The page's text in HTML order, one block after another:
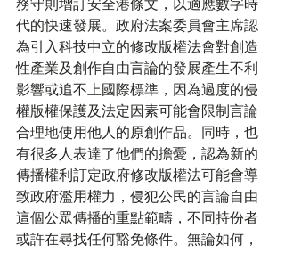
務守則增訂安全港條文，以適應數字時
代的快速發展。政府法案委員會主席認
為引入科技中立的修改版權法會對創造
性產業及創作自由言論的發展產生不利
影響或追不上國際標準，因為過度的侵
權版權保護及法定因素可能會限制言論
合理地使用他人的原創作品。同時，也
有很多人表達了他們的擔憂，認為新的
傳播權利訂定政府修改版權法可能會導
致政府濫用權力，侵犯公民的言論自由
這個公眾傳播的重點範疇，不同持份者
或許在尋找任何豁免條件。無論如何，